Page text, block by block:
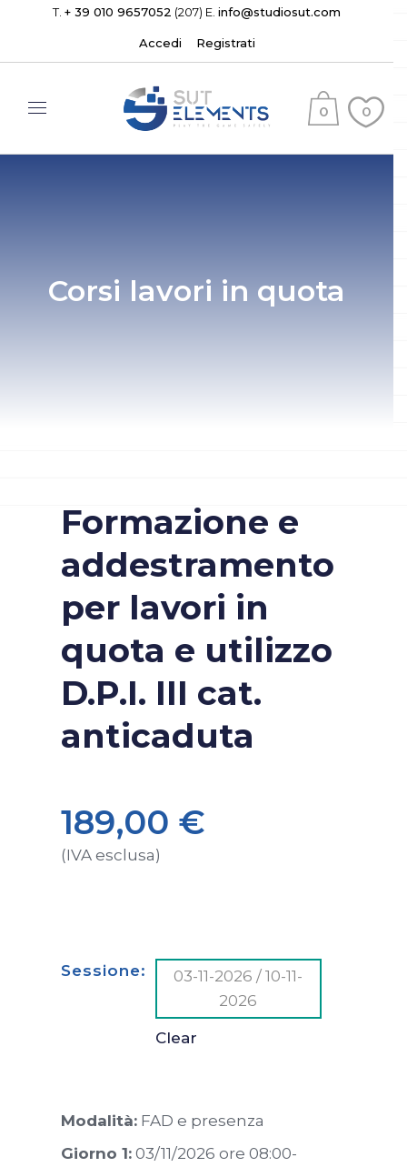
T. + 39 010 9657052 (207) E. info@studiosut.com
Accedi Registrati
0 0
Corsi lavori in quota
Formazione e
addestramento
per lavori in
quota e utilizzo
D.P.I. III cat.
anticaduta
189,00 €
(IVA esclusa)
Sessione
03-11-2026 / 10-11-
2026
Clear
Modalità:FAD e presenza
Giorno 1:03/11/2026 ore 08:00-